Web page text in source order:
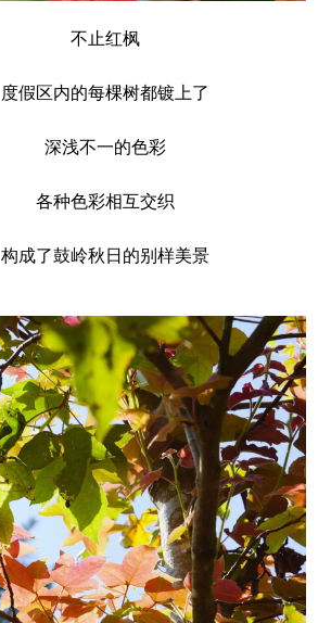
不止红枫
度假区内的每棵树都镀上了
深浅不一的色彩
各种色彩相互交织
构成了鼓岭秋日的别样美景